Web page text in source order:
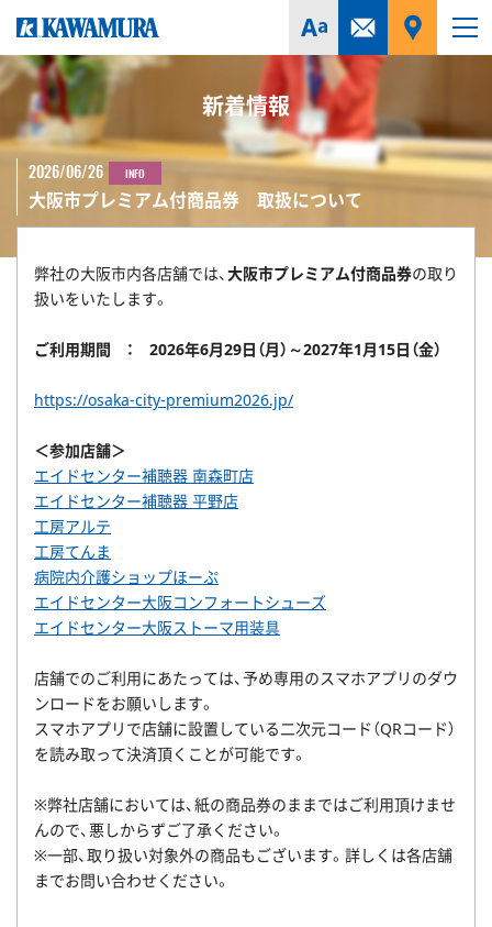
新着情報
2026/06/26 INFO
大阪市プレミアム付商品券 取扱について
弊社の大阪市内各店舗では、大阪市プレミアム付商品券の取り
扱いをいたします。
ご利用期間 ： 2026年6月29日（月）～2027年1月15日（金）
https://osaka-city-premium2026.jp/
＜参加店舗＞
エイドセンター補聴器 南森町店
エイドセンター補聴器 平野店
工房アルテ
工房てんま
病院内介護ショップほーぷ
エイドセンター大阪コンフォートシューズ
エイドセンター大阪ストーマ用装具
店舗でのご利用にあたっては、予め専用のスマホアプリのダウ
ンロードをお願いします。
スマホアプリで店舗に設置している二次元コード（QRコード）
を読み取って決済頂くことが可能です。
※弊社店舗においては、紙の商品券のままではご利用頂けませ
んので、悪しからずご了承ください。
※一部、取り扱い対象外の商品もございます。詳しくは各店舗
までお問い合わせください。